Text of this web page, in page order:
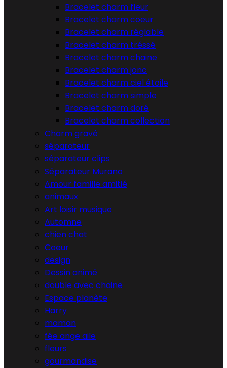
Bracelet charm fleur
Bracelet charm coeur
Bracelet charm réglable
Bracelet charm tréssé
Bracelet charm chaine
Bracelet charm jonc
Bracelet charm ciel étoile
Bracelet charm simple
Bracelet charm doré
Bracelet charm collection
Charm gravé
séparateur
séparateur clips
Séparateur Murano
Amour famille amitié
animaux
Art loisir musique
Automne
chien chat
Coeur
design
Dessin animé
double avec chaine
Espace planète
Harry
maman
fée ange aile
fleurs
gourmandise